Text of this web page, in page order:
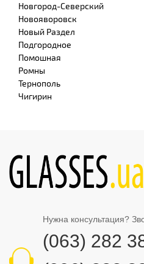
Новгород-Северский
Новояворовск
Новый Раздел
Подгородное
Помошная
Ромны
Тернополь
Чигирин
Нужна консультация?
(063) 282